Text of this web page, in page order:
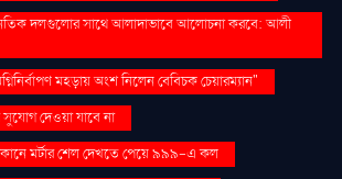
দলগুলোর সাথে আলাদাভাবে আলোচনা করবে: আলী
মহড়ায় অংশ নিলেন বেবিচক চেয়ারম্যান"
সুযোগ দেওয়া যাবে না
মর্টার শেল দেখতে পেয়ে ৯৯৯-এ কল